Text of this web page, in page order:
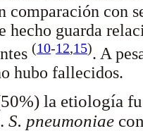
comparación con
hecho guarda
(10-12,15). A
hubo fallecidos.
la etiología
. S. pneumoniae